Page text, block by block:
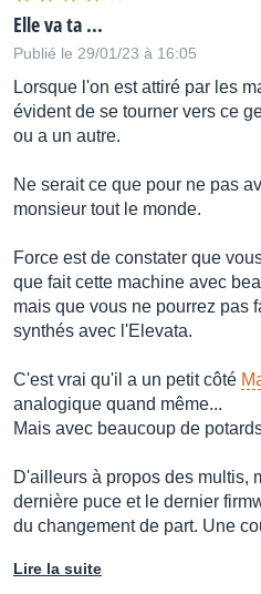
Elle va ta ...
Publié le 29/01/23 à 16:05
Lorsque l'on est attiré par les
évident de se tourner vers ce
ou a un autre.
Ne serait ce que pour ne pas
monsieur tout le monde.
Force est de constater que
que fait cette machine avec
mais que vous ne pourrez pas
synthés avec l'Elevata.
C'est vrai qu'il a un petit côté
analogique quand même...
Mais avec beaucoup de
D'ailleurs à propos des multis,
dernière puce et le dernier
du changement de part. Une
Lire la suite